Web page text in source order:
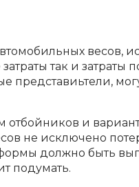
весов,
так и затраты
отбойников и
не исключено
должно быть
подумать.